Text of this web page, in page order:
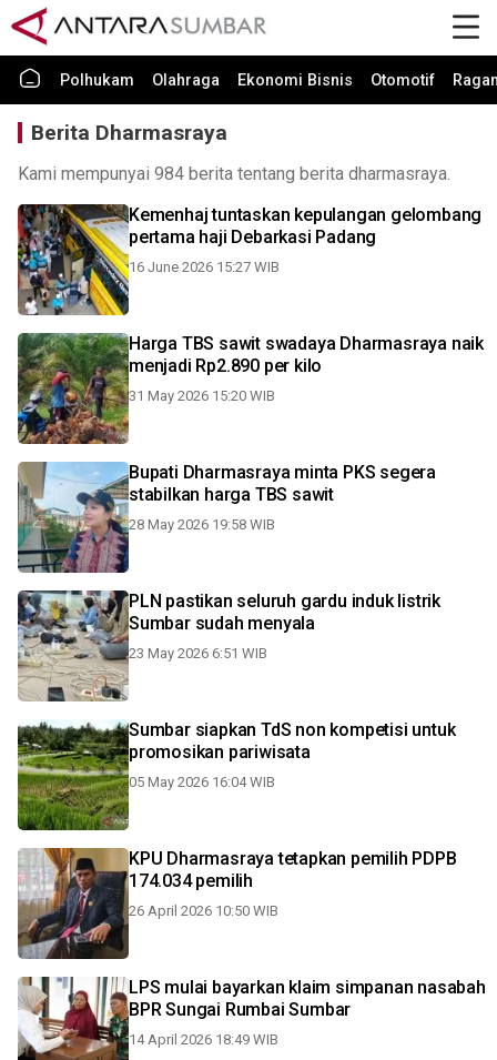
Polhukam Olahraga Ekonomi Bisnis Otomotif
Berita Dharmasraya
Kami mempunyai 984 berita tentang berita dharmasraya.
Kemenhaj tuntaskan kepulangan gelombang
pertama haji Debarkasi Padang
16 June 2026 15:27 WIB
Harga TBS sawit swadaya Dharmasraya naik
menjadi Rp2.890 per kilo
31 May 2026 15:20 WIB
Bupati Dharmasraya minta PKS segera
stabilkan harga TBS sawit
28 May 2026 19:58 WIB
PLN pastikan seluruh gardu induk listrik
Sumbar sudah menyala
23 May 2026 6:51 WIB
Sumbar siapkan TdS non kompetisi untuk
promosikan pariwisata
05 May 2026 16:04 WIB
KPU Dharmasraya tetapkan pemilih PDPB
174.034 pemilih
26 April 2026 10:50 WIB
LPS mulai bayarkan klaim simpanan nasabah
BPR Sungai Rumbai Sumbar
14 April 2026 18:49 WIB